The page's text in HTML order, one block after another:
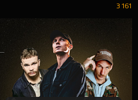
3 161